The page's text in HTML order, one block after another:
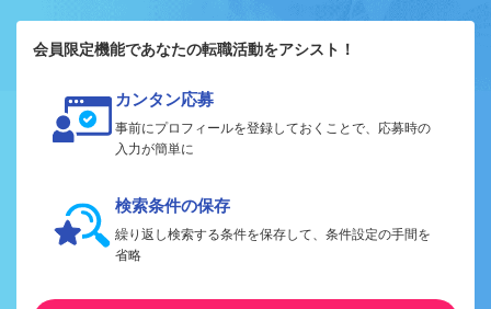
会員限定機能であなたの転職活動をアシスト！
カンタン応募
事前にプロフィールを登録しておくことで、応募時の
入力が簡単に
検索条件の保存
繰り返し検索する条件を保存して、条件設定の手間を
省略